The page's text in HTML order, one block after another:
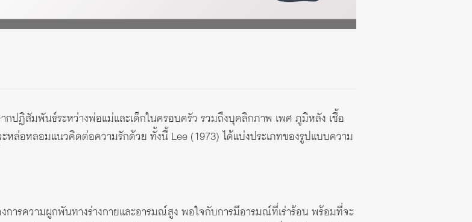
ปฏิสัมพันธ์ระหว่างพ่อแม่และเด็กในครอบครัว รวมถึงบุคลิกภาพ เพศ ภูมิหลัง เชื้อ
ล่อหลอมแนวคิดต่อความรักด้วย ทั้งนี้ Lee (1973) ได้แบ่งประเภทของรูปแบบความ
ารความผูกพันทางร่างกายและอารมณ์สูง พอใจกับการมีอารมณ์ที่เร่าร้อน พร้อมที่จะ